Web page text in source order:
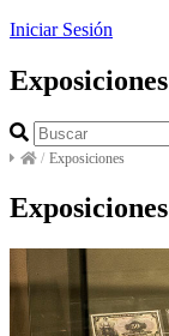
Iniciar Sesión
Exposiciones
/ Exposiciones
Exposiciones